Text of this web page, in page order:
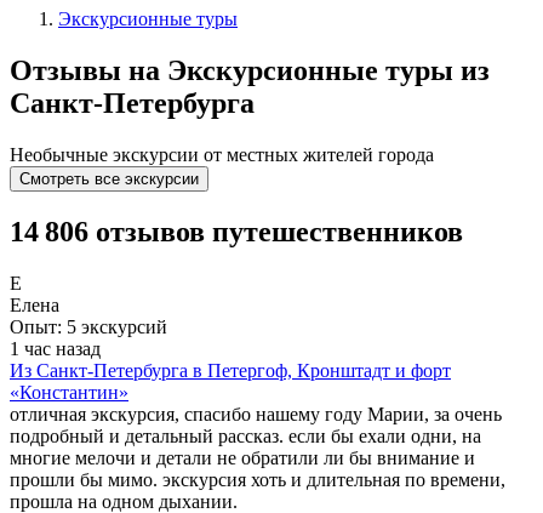
Экскурсионные туры
Отзывы на Экскурсионные туры из
Санкт-Петербурга
Необычные экскурсии от местных жителей города
Смотреть все экскурсии
14 806 отзывов путешественников
Е
Елена
Опыт: 5 экскурсий
1 час назад
Из Санкт-Петербурга в Петергоф, Кронштадт и форт
«Константин»
отличная экскурсия, спасибо нашему году Марии, за очень
подробный и детальный рассказ. если бы ехали одни, на
многие мелочи и детали не обратили ли бы внимание и
прошли бы мимо. экскурсия хоть и длительная по времени,
прошла на одном дыхании.